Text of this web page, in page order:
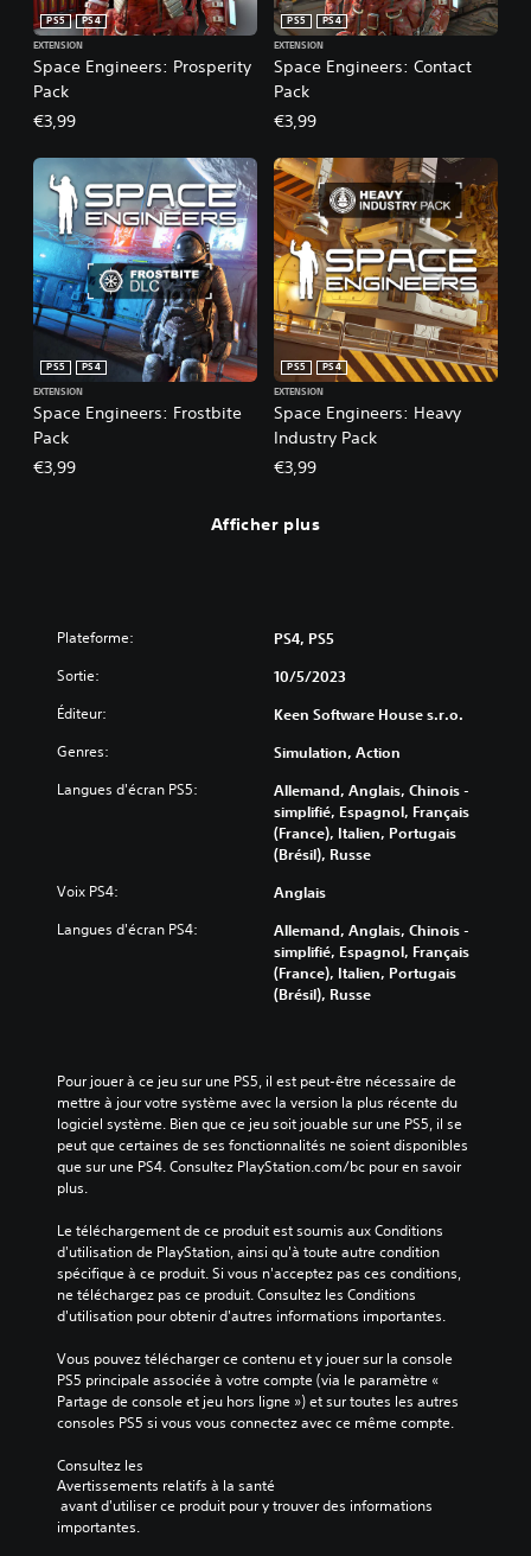
Space Engineers: Prosperity
Pack
PS5
PS4
EXTENSION
€3,99
Space Engineers: Contact
Pack
PS5
PS4
EXTENSION
€3,99
Space Engineers: Frostbite
Pack
PS5
PS4
EXTENSION
€3,99
Space Engineers: Heavy
Industry Pack
PS5
PS4
EXTENSION
€3,99
Afficher plus
Plateforme: PS4, PS5
Sortie: 10/5/2023
Éditeur: Keen Software House s.r.o.
Genres: Simulation, Action
Langues d'écran PS5:
Allemand, Anglais, Chinois -
simplifié, Espagnol, Français
(France), Italien, Portugais
(Brésil), Russe
Voix PS4: Anglais
Langues d'écran PS4:
Allemand, Anglais, Chinois -
simplifié, Espagnol, Français
(France), Italien, Portugais
(Brésil), Russe
Pour jouer à ce jeu sur une PS5, il est peut-être nécessaire de
mettre à jour votre système avec la version la plus récente du
logiciel système. Bien que ce jeu soit jouable sur une PS5, il se
peut que certaines de ses fonctionnalités ne soient disponibles
que sur une PS4. Consultez PlayStation.com/bc pour en savoir
plus.
Le téléchargement de ce produit est soumis aux Conditions
d'utilisation de PlayStation, ainsi qu'à toute autre condition
spécifique à ce produit. Si vous n'acceptez pas ces conditions,
ne téléchargez pas ce produit. Consultez les Conditions
d'utilisation pour obtenir d'autres informations importantes.
Vous pouvez télécharger ce contenu et y jouer sur la console
PS5 principale associée à votre compte (via le paramètre «
Partage de console et jeu hors ligne ») et sur toutes les autres
consoles PS5 si vous vous connectez avec ce même compte.
Consultez les
Avertissements relatifs à la santé
importantes.